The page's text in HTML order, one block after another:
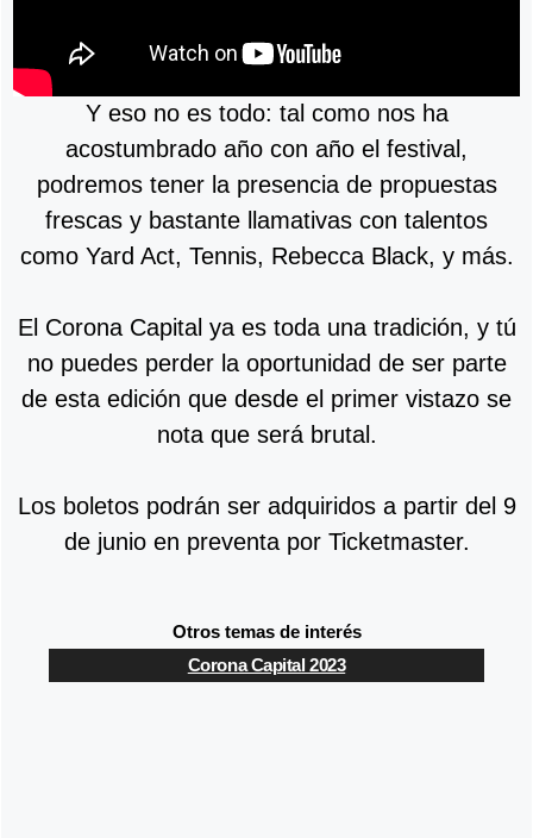
Y eso no es todo: tal como nos ha
acostumbrado año con año el festival,
podremos tener la presencia de propuestas
frescas y bastante llamativas con talentos
como Yard Act, Tennis, Rebecca Black, y más.
El Corona Capital ya es toda una tradición, y tú
no puedes perder la oportunidad de ser parte
de esta edición que desde el primer vistazo se
nota que será brutal.
Los boletos podrán ser adquiridos a partir del 9
de junio en preventa por Ticketmaster.
Otros temas de interés
Corona Capital 2023